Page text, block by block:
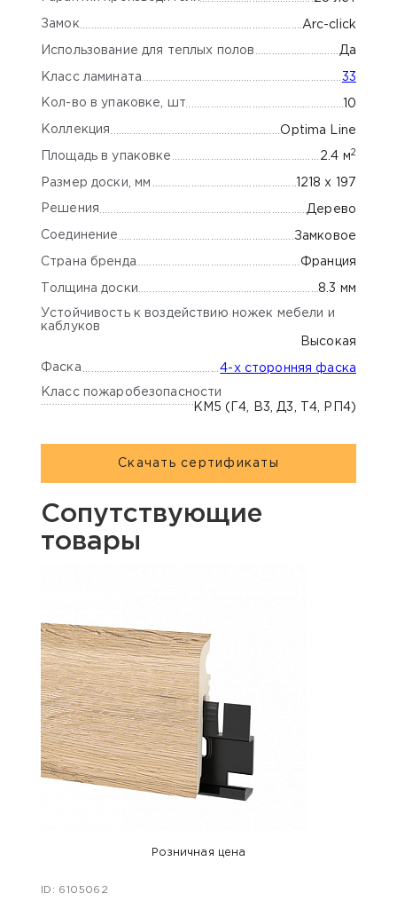
Замок Arc-click
Использование для теплых полов Да
Класс ламината 33
Кол-во в упаковке, шт 10
Коллекция Optima Line
Площадь в упаковке 2.4 м 2
Размер доски, мм 1218 x 197
Решения Дерево
Соединение Замковое
Страна бренда Франция
Толщина доски 8.3 мм
Устойчивость к воздействию ножек мебели и
каблуков
Высокая
Фаска 4-х сторонняя фаска
Класс пожаробезопасности
КМ5 (Г4, В3, Д3, Т4, РП4)
Скачать сертификаты
Сопутствующие
товары
Розничная цена
ID: 6105062